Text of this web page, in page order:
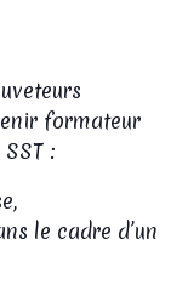
formateur
:
le cadre d’un